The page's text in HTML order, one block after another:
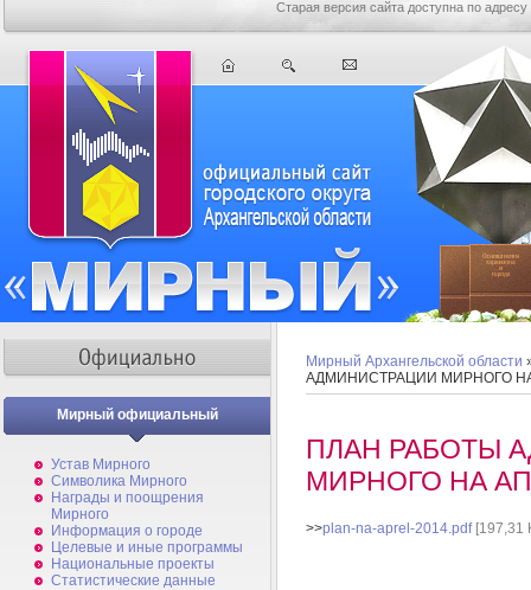
Старая версия сайта доступна по адресу
Мирный официальный
Устав Мирного
Символика Мирного
Награды и поощрения
Мирного
Информация о городе
Целевые и иные программы
Национальные проекты
Статистические данные
Мирный Архангельской области
АДМИНИСТРАЦИИ МИРНОГО
ПЛАН РАБОТЫ
МИРНОГО НА
>>plan-na-aprel-2014.pdf[197,31